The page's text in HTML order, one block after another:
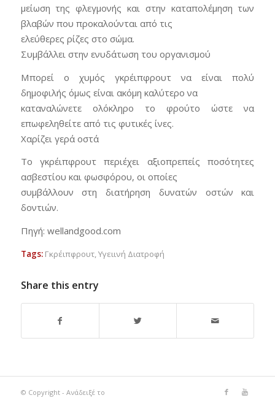
μείωση της φλεγμονής και στην καταπολέμηση των
βλαβών που προκαλούνται από τις
ελεύθερες ρίζες στο σώμα.
Συμβάλλει στην ενυδάτωση του οργανισμού
Μπορεί ο χυμός γκρέιπφρουτ να είναι πολύ
δημοφιλής όμως είναι ακόμη καλύτερο να
καταναλώνετε ολόκληρο το φρούτο ώστε να
επωφεληθείτε από τις φυτικές ίνες.
Χαρίζει γερά οστά
Το γκρέιπφρουτ περιέχει αξιοπρεπείς ποσότητες
ασβεστίου και φωσφόρου, οι οποίες
συμβάλλουν στη διατήρηση δυνατών οστών και
δοντιών.
Πηγή: wellandgood.com
Tags: Γκρέιπφρουτ,Υγειινή Διατροφή
Share this entry
© Copyright - Ανάδειξέ το